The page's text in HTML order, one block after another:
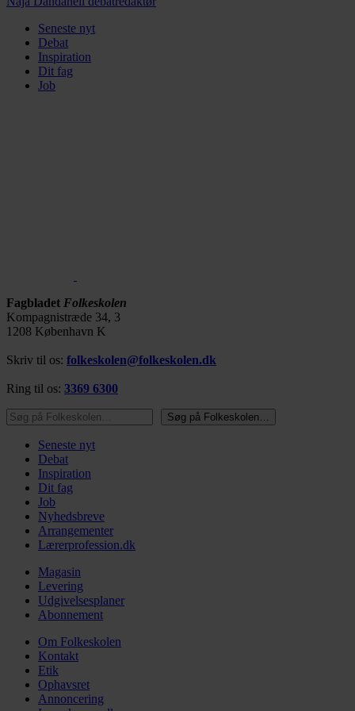
Seneste nyt
Debat
Inspiration
Dit fag
Job
Fagbladet Folkeskolen
Kompagnistræde 34, 3
1208 København K
Skriv til os: folkeskolen@folkeskolen.dk
Ring til os: 3369 6300
Søg på Folkeskolen…
Søg på Folkeskolen…
Seneste nyt
Debat
Inspiration
Dit fag
Job
Nyhedsbreve
Arrangementer
Lærerprofession.dk
Magasin
Levering
Udgivelsesplaner
Abonnement
Om Folkeskolen
Kontakt
Etik
Ophavsret
Annoncering